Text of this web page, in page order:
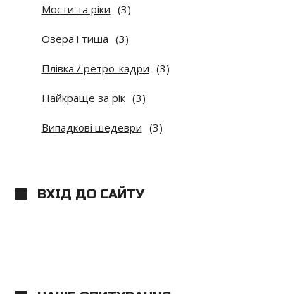
Мости та ріки (3)
Озера і тиша (3)
Плівка / ретро-кадри (3)
Найкраще за рік (3)
Випадкові шедеври (3)
ВХІД ДО САЙТУ